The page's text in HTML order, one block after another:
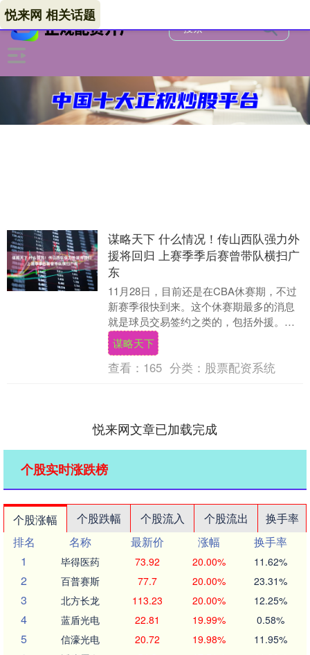
悦来网 相关话题
谋略天下 什么情况！传山西队强力外
援将回归 上赛季季后赛曾带队横扫广
东
11月28日，目前还是在CBA休赛期，不过
新赛季很快到来。这个休赛期最多的消息
就是球员交易签约之类的，包括外援。山
西队上赛季堪称联盟大黑马谋略天下，他
们打进了季....
谋略天下
查看： 165 分类： 股票配资系统
悦来网文章已加载完成
个股实时涨跌榜
个股涨幅 个股跌幅 个股流入 个股流出
换手率
排名
名称 最新价 涨幅
换手率
1
毕得医药 73.92 20.00% 11.62%
2 百普赛斯 77.7 20.00% 23.31%
3 北方长龙 113.23 20.00% 12.25%
4 蓝盾光电 22.81 19.99% 0.58%
5 信濠光电 20.72 19.98% 11.95%